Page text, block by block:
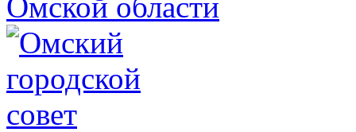
Омской области